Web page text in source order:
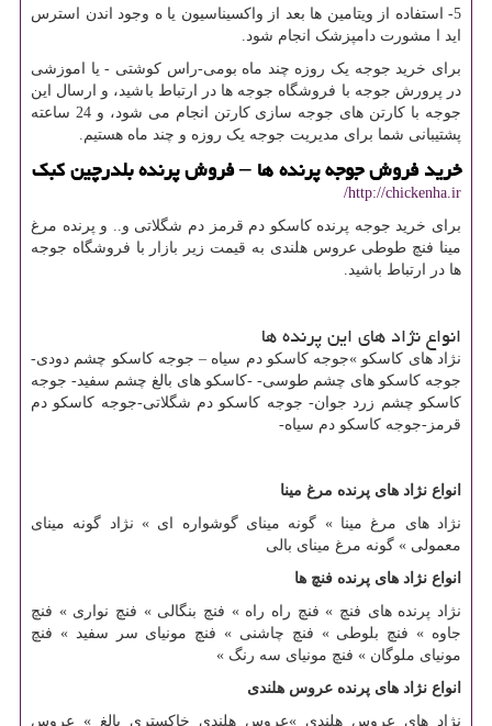
5- استفاده از ویتامین ها بعد از واکسیناسیون یا ه وجود اندن استرس
اید ا مشورت دامپزشک انجام شود.
برای خرید جوجه یک روزه چند ماه بومی-راس کوشتی - یا اموزشی
در پرورش جوجه با فروشگاه جوجه ها در ارتباط باشید، و ارسال این
جوجه با کارتن های جوجه سازی کارتن انجام می شود، و 24 ساعته
پشتیبانی شما برای مدیریت جوجه یک روزه و چند ماه هستیم.
خرید فروش جوجه پرنده ها – فروش پرنده بلدرچین کبک
http://chickenha.ir/
برای خرید جوجه پرنده کاسکو دم قرمز دم شگلاتی و.. و پرنده مرغ
مینا فنچ طوطی عروس هلندی به قیمت زیر بازار با فروشگاه جوجه
ها در ارتباط باشید.
انواع نژاد های این پرنده ها
نژاد های کاسکو »جوجه کاسکو دم سیاه – جوجه کاسکو چشم دودی-
جوجه کاسکو های چشم طوسی- -کاسکو های بالغ چشم سفید- جوجه
کاسکو چشم زرد جوان- جوجه کاسکو دم شگلاتی-جوجه کاسکو دم
قرمز-جوجه کاسکو دم سیاه-
انواع نژاد های پرنده مرغ مینا
نژاد های مرغ مینا » گونه مینای گوشواره ای » نژاد گونه مینای
معمولی » گونه مرغ مینای بالی
انواع نژاد های پرنده فنچ ها
نژاد پرنده های فنچ » فنچ راه راه » فنچ بنگالی » فنچ نواری » فنچ
جاوه » فنچ بلوطی » فنچ چاشنی » فنچ مونیای سر سفید » فنچ
مونیای ملوگان » فنچ مونیای سه رنگ »
انواع نژاد های پرنده عروس هلندی
نژاد های عروس هلندی »عروس هلندی خاکستری بالغ » عروس